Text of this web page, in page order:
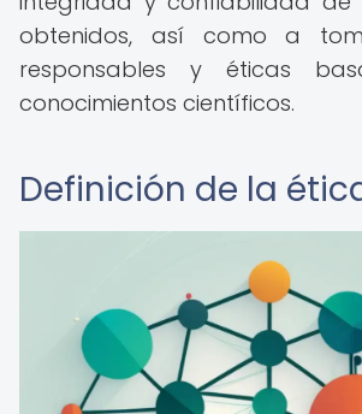
obtenidos, así como a
responsables y éticas
conocimientos científicos.
Definición de la